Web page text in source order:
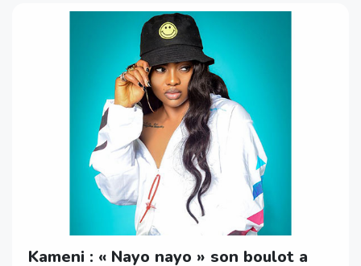
Kameni : « Nayo nayo » son boulot a